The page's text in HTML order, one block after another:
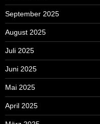
September 2025
August 2025
Juli 2025
Juni 2025
Mai 2025
April 2025